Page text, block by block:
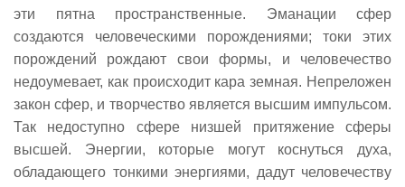
эти пятна пространственные. Эманации сфер
создаются человеческими порождениями; токи этих
порождений рождают свои формы, и человечество
недоумевает, как происходит кара земная. Непреложен
закон сфер, и творчество является высшим импульсом.
Так недоступно сфере низшей притяжение сферы
высшей. Энергии, которые могут коснуться духа,
обладающего тонкими энергиями, дадут человечеству